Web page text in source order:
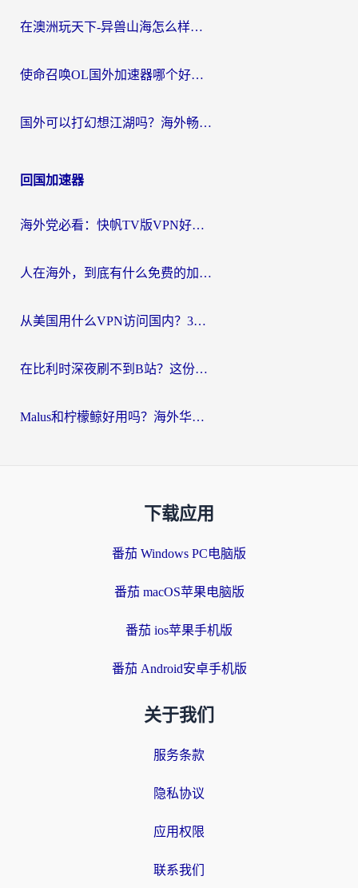
在澳洲玩天下-异兽山海怎么样才能不卡？一份给南半球玩家的自救指南
使命召唤OL国外加速器哪个好用？海外玩家亲测的国服游戏加速终极指南
国外可以打幻想江湖吗？海外畅玩国服游戏的终极指南
回国加速器
海外党必看：快帆TV版VPN好用吗？和Easyback VPN对比哪个回国效果更好？附2026真实测评
人在海外，到底有什么免费的加速器能让我安心追剧打游戏？
从美国用什么VPN访问国内？3年海外党亲测：选对工具才能无缝刷B站、看腾讯视频
在比利时深夜刷不到B站？这份回国加速器避坑指南请收好
Malus和柠檬鲸好用吗？海外华人亲测：回国加速器怎么选才不踩坑？
下载应用
番茄 Windows PC电脑版
番茄 macOS苹果电脑版
番茄 ios苹果手机版
番茄 Android安卓手机版
关于我们
服务条款
隐私协议
应用权限
联系我们